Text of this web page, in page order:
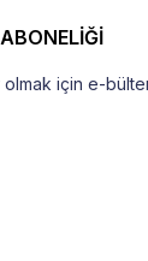
için e-